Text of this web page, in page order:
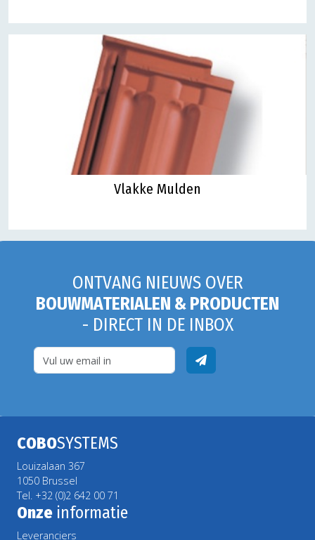
Vlakke Mulden
ONTVANG NIEUWS OVER
BOUWMATERIALEN & PRODUCTEN
- DIRECT IN DE INBOX
COBOSYSTEMS
Louizalaan 367
1050 Brussel
Tel. +32 (0)2 642 00 71
Onze informatie
Leveranciers